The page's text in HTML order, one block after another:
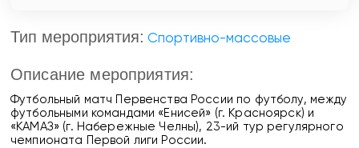
Тип мероприятия: Спортивно-массовые
Описание мероприятия:
Футбольный матч Первенства России по футболу, между
футбольными командами «Енисей» (г. Красноярск) и
«КАМАЗ» (г. Набережные Челны), 23-ий тур регулярного
чемпионата Первой лиги России.